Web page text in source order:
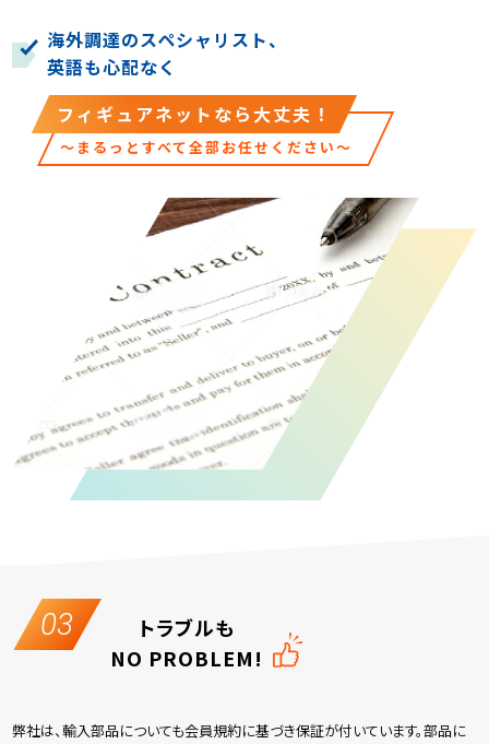
海外調達のスペシャリスト、
英語も心配なく
フィギュアネットなら大丈夫！
～まるっとすべて全部お任せください～
03
トラブルも
NO PROBLEM!
弊社は、輸入部品についても会員規約に基づき保証が付いています。部品に